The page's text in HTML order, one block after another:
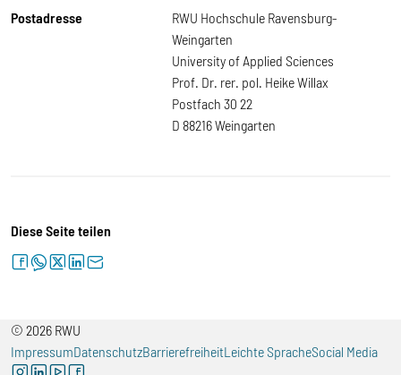
Postadresse
RWU Hochschule Ravensburg-
Weingarten
University of Applied Sciences
Prof. Dr. rer. pol. Heike Willax
Postfach 30 22
D 88216 Weingarten
Diese Seite teilen
facebookwhatsapptwitterlinkedinletter
© 2026 RWU
ImpressumDatenschutzBarrierefreiheitLeichte SpracheSocial Media